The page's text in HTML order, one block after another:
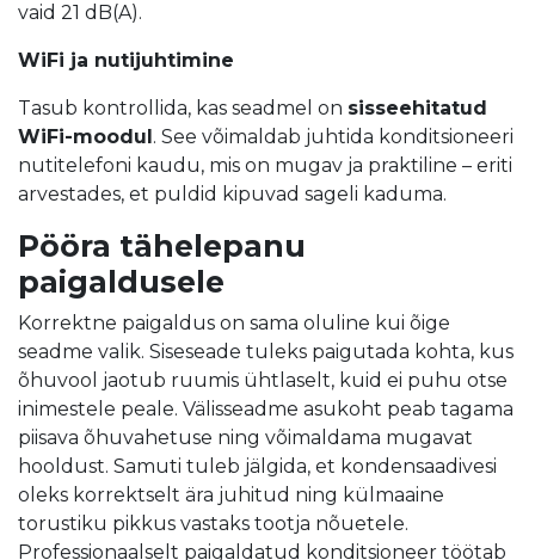
vaid 21 dB(A).
WiFi ja nutijuhtimine
Tasub kontrollida, kas seadmel on sisseehitatud
WiFi-moodul . See võimaldab juhtida konditsioneeri
nutitelefoni kaudu, mis on mugav ja praktiline – eriti
arvestades, et puldid kipuvad sageli kaduma.
Pööra tähelepanu
paigaldusele
Korrektne paigaldus on sama oluline kui õige
seadme valik. Siseseade tuleks paigutada kohta, kus
õhuvool jaotub ruumis ühtlaselt, kuid ei puhu otse
inimestele peale. Välisseadme asukoht peab tagama
piisava õhuvahetuse ning võimaldama mugavat
hooldust. Samuti tuleb jälgida, et kondensaadivesi
oleks korrektselt ära juhitud ning külmaaine
torustiku pikkus vastaks tootja nõuetele.
Professionaalselt paigaldatud konditsioneer töötab